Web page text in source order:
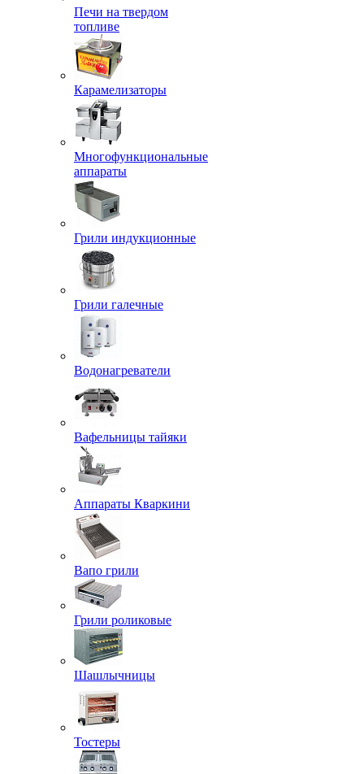
Печи на твердом
топливе
Карамелизаторы
Многофункциональные
аппараты
Грили индукционные
Грили галечные
Водонагреватели
Вафельницы тайяки
Аппараты Кваркини
Вапо грили
Грили роликовые
Шашлычницы
Тостеры